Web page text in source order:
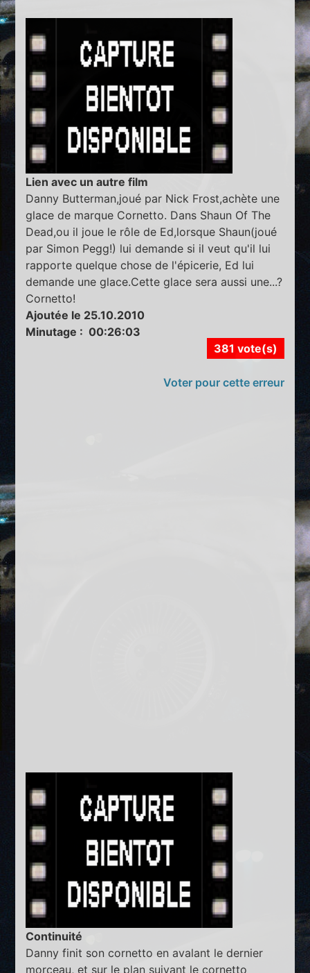
Lien avec un autre film
Danny Butterman,joué par Nick Frost,achète une
glace de marque Cornetto. Dans Shaun Of The
Dead,ou il joue le rôle de Ed,lorsque Shaun(joué
par Simon Pegg!) lui demande si il veut qu'il lui
rapporte quelque chose de l'épicerie, Ed lui
demande une glace.Cette glace sera aussi une...?
Cornetto!
Ajoutée le 25.10.2010
Minutage : 00:26:03
381 vote(s)
Voter pour cette erreur
Continuité
Danny finit son cornetto en avalant le dernier
morceau, et sur le plan suivant le cornetto